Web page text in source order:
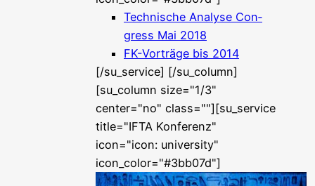
Tech­ni­sche Ana­ly­se Con­
gress Mai 2018
FK-Vor­trä­ge bis 2014
[/su_service] [/su_column]
[su_column size="1/3"
center="no" class=""][su_service
title="IFTA Kon­fe­renz"
icon="icon: uni­ver­si­ty"
icon_color="#3bb07d"]